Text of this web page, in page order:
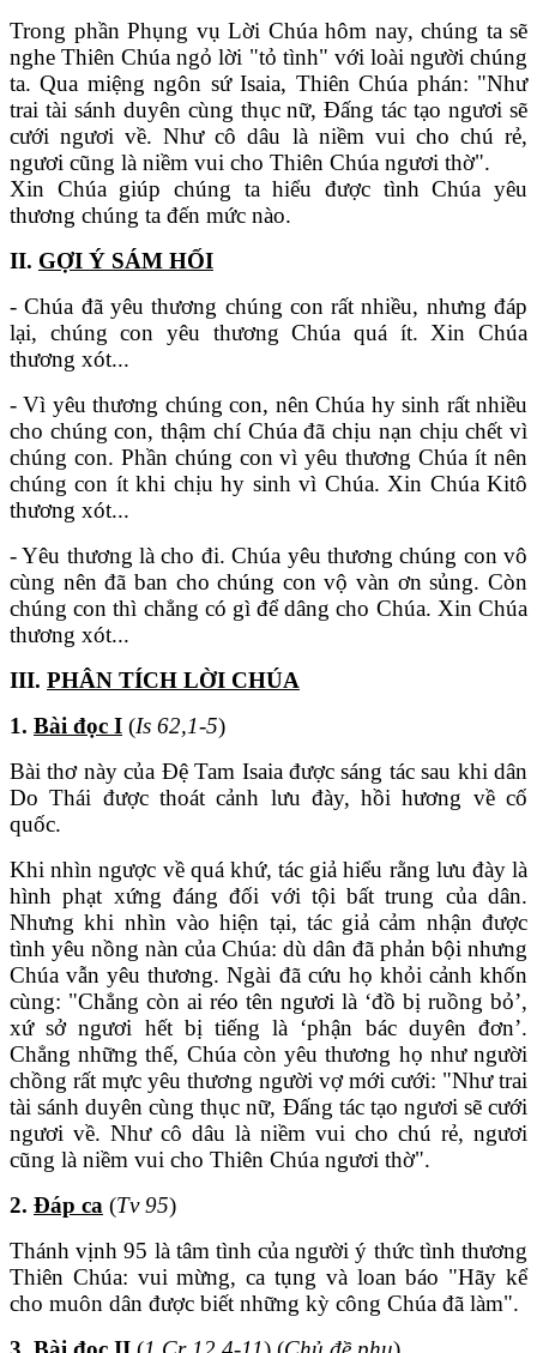
Trong phần Phụng vụ Lời Chúa hôm nay, chúng ta sẽ
nghe Thiên Chúa ngỏ lời "tỏ tình" với loài người chúng
ta. Qua miệng ngôn sứ Isaia, Thiên Chúa phán: "Như
trai tài sánh duyên cùng thục nữ, Đấng tác tạo ngươi sẽ
cưới ngươi về. Như cô dâu là niềm vui cho chú rẻ,
ngươi cũng là niềm vui cho Thiên Chúa ngươi thờ".
Xin Chúa giúp chúng ta hiểu được tình Chúa yêu
thương chúng ta đến mức nào.
II. GỢI Ý SÁM HỐI
- Chúa đã yêu thương chúng con rất nhiều, nhưng đáp
lại, chúng con yêu thương Chúa quá ít. Xin Chúa
thương xót...
- Vì yêu thương chúng con, nên Chúa hy sinh rất nhiều
cho chúng con, thậm chí Chúa đã chịu nạn chịu chết vì
chúng con. Phần chúng con vì yêu thương Chúa ít nên
chúng con ít khi chịu hy sinh vì Chúa. Xin Chúa Kitô
thương xót...
- Yêu thương là cho đi. Chúa yêu thương chúng con vô
cùng nên đã ban cho chúng con vộ vàn ơn sủng. Còn
chúng con thì chẳng có gì để dâng cho Chúa. Xin Chúa
thương xót...
III. PHÂN TÍCH LỜI CHÚA
1. Bài đọc I (Is 62,1-5)
Bài thơ này của Đệ Tam Isaia được sáng tác sau khi dân
Do Thái được thoát cảnh lưu đày, hồi hương về cố
quốc.
Khi nhìn ngược về quá khứ, tác giả hiểu rằng lưu đày là
hình phạt xứng đáng đối với tội bất trung của dân.
Nhưng khi nhìn vào hiện tại, tác giả cảm nhận được
tình yêu nồng nàn của Chúa: dù dân đã phản bội nhưng
Chúa vẫn yêu thương. Ngài đã cứu họ khỏi cảnh khốn
cùng: "Chẳng còn ai réo tên ngươi là ‘đồ bị ruồng bỏ’,
xứ sở ngươi hết bị tiếng là ‘phận bác duyên đơn’.
Chẳng những thế, Chúa còn yêu thương họ như người
chồng rất mực yêu thương người vợ mới cưới: "Như trai
tài sánh duyên cùng thục nữ, Đấng tác tạo ngươi sẽ cưới
ngươi về. Như cô dâu là niềm vui cho chú rẻ, ngươi
cũng là niềm vui cho Thiên Chúa ngươi thờ".
2. Đáp ca (Tv 95)
Thánh vịnh 95 là tâm tình của người ý thức tình thương
Thiên Chúa: vui mừng, ca tụng và loan báo "Hãy kể
cho muôn dân được biết những kỳ công Chúa đã làm".